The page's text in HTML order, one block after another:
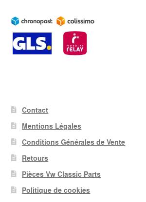
Contact
Mentions Légales
Conditions Générales de Vente
Retours
Pièces Vw Classic Parts
Politique de cookies